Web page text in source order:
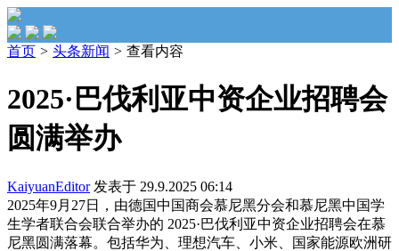
首页 > 头条新闻 > 查看内容
2025·巴伐利亚中资企业招聘会
圆满举办
KaiyuanEditor发表于 29.9.2025 06:14
2025年9月27日，由德国中国商会慕尼黑分会和慕尼黑中国学
生学者联合会联合举办的 2025·巴伐利亚中资企业招聘会在慕
尼黑圆满落幕。包括华为、理想汽车、小米、国家能源欧洲研